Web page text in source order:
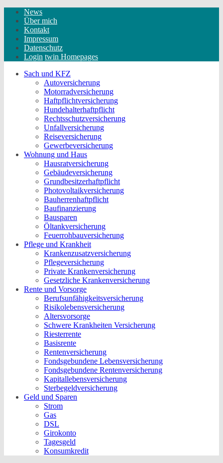
News
Über mich
Kontakt
Impressum
Datenschutz
Login twin Homepages
Sach und KFZ
Autoversicherung
Motorradversicherung
Haftpflichtversicherung
Hundehalterhaftpflicht
Rechtsschutzversicherung
Unfallversicherung
Reiseversicherung
Gewerbeversicherung
Wohnung und Haus
Hausratversicherung
Gebäudeversicherung
Grundbesitzerhaftpflicht
Photovoltaikversicherung
Bauherrenhaftpflicht
Baufinanzierung
Bausparen
Öltankversicherung
Feuerrohbauversicherung
Pflege und Krankheit
Krankenzusatzversicherung
Pflegeversicherung
Private Krankenversicherung
Gesetzliche Krankenversicherung
Rente und Vorsorge
Berufs­unfähigkeitsversicherung
Risikolebensversicherung
Altersvorsorge
Schwere Krankheiten Versicherung
Riesterrente
Basisrente
Rentenversicherung
Fondsgebundene Lebensversicherung
Fondsgebundene Rentenversicherung
Kapitallebensversicherung
Sterbegeldversicherung
Geld und Sparen
Strom
Gas
DSL
Girokonto
Tagesgeld
Konsumkredit